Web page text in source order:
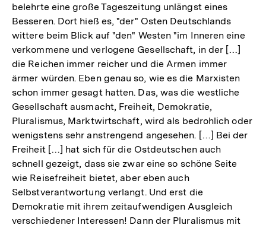
belehrte eine große Tageszeitung unlängst eines
Besseren. Dort hieß es, "der" Osten Deutschlands
wittere beim Blick auf "den" Westen "im Inneren eine
verkommene und verlogene Gesellschaft, in der […]
die Reichen immer reicher und die Armen immer
ärmer würden. Eben genau so, wie es die Marxisten
schon immer gesagt hatten. Das, was die westliche
Gesellschaft ausmacht, Freiheit, Demokratie,
Pluralismus, Marktwirtschaft, wird als bedrohlich oder
wenigstens sehr anstrengend angesehen. […] Bei der
Freiheit […] hat sich für die Ostdeutschen auch
schnell gezeigt, dass sie zwar eine so schöne Seite
wie Reisefreiheit bietet, aber eben auch
Selbstverantwortung verlangt. Und erst die
Demokratie mit ihrem zeitaufwendigen Ausgleich
verschiedener Interessen! Dann der Pluralismus mit